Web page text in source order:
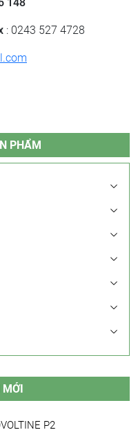
: 0243 527 4728
PHẨM
MỚI
P2